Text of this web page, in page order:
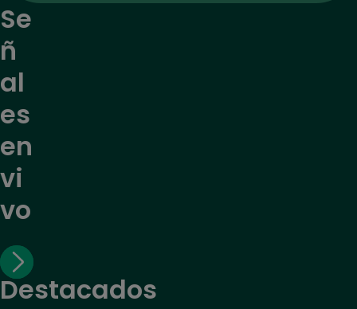
Se
ñ
al
es
en
vi
vo
Destacados